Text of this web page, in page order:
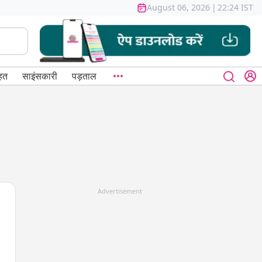
August 06, 2026 | 22:24 IST
साइंसकारी पड़ताल
Advertisement